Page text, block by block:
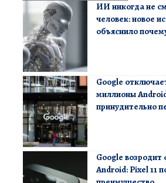
ИИ никогда не
человек: новое
объяснило
Google
миллионы
принудительно
Google
Android: Pixel 11